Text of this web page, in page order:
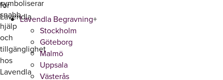
Lavendla Begravning+
Stockholm
Göteborg
Malmö
Uppsala
Västerås